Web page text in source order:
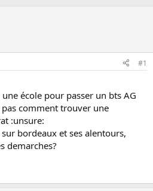
#1
école pour passer un bts AG
comment trouver une
:unsure:
bordeaux et ses alentours,
demarches?